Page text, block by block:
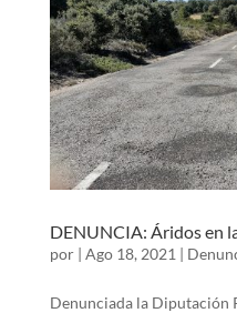
DENUNCIA: Áridos en
por | Ago 18, 2021 |
Denunciada la Diputación